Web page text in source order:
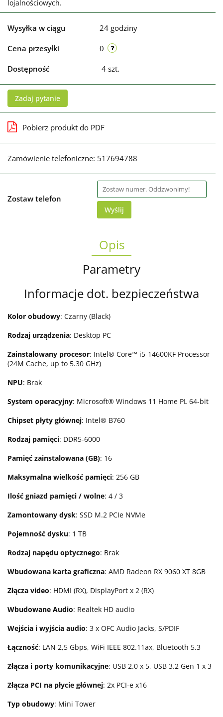
lojalnościowych.
Wysyłka w ciągu 24 godziny
Cena przesyłki 0
Dostępność 4 szt.
Zadaj pytanie
Pobierz produkt do PDF
Zamówienie telefoniczne: 517694788
Zostaw telefon
Wyślij
Opis
Parametry
Informacje dot. bezpieczeństwa
Kolor obudowy: Czarny (Black)
Rodzaj urządzenia: Desktop PC
Zainstalowany procesor: Intel® Core™ i5-14600KF Processor
(24M Cache, up to 5.30 GHz)
NPU: Brak
System operacyjny: Microsoft® Windows 11 Home PL 64-bit
Chipset płyty głównej: Intel® B760
Rodzaj pamięci: DDR5-6000
Pamięć zainstalowana (GB): 16
Maksymalna wielkość pamięci: 256 GB
Ilość gniazd pamięci / wolne: 4 / 3
Zamontowany dysk: SSD M.2 PCIe NVMe
Pojemność dysku: 1 TB
Rodzaj napędu optycznego: Brak
Wbudowana karta graficzna: AMD Radeon RX 9060 XT 8GB
Złącza video: HDMI (RX), DisplayPort x 2 (RX)
Wbudowane Audio: Realtek HD audio
Wejścia i wyjścia audio: 3 x OFC Audio Jacks, S/PDIF
Łączność: LAN 2,5 Gbps, WiFi IEEE 802.11ax, Bluetooth 5.3
Złącza i porty komunikacyjne: USB 2.0 x 5, USB 3.2 Gen 1 x 3
Złącza PCI na płycie głównej: 2x PCI-e x16
Typ obudowy: Mini Tower